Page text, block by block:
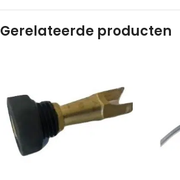
Gerelateerde producten